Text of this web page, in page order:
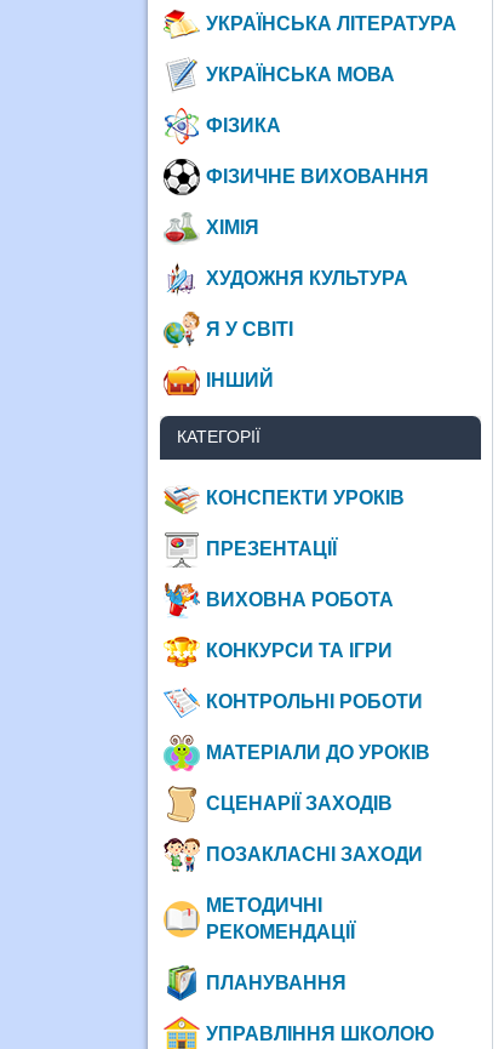
УКРАЇНСЬКА ЛІТЕРАТУРА
УКРАЇНСЬКА МОВА
ФІЗИКА
ФІЗИЧНЕ ВИХОВАННЯ
ХІМІЯ
ХУДОЖНЯ КУЛЬТУРА
Я У СВІТІ
ІНШИЙ
КАТЕГОРІЇ
КОНСПЕКТИ УРОКІВ
ПРЕЗЕНТАЦІЇ
ВИХОВНА РОБОТА
КОНКУРСИ ТА ІГРИ
КОНТРОЛЬНІ РОБОТИ
МАТЕРІАЛИ ДО УРОКІВ
СЦЕНАРІЇ ЗАХОДІВ
ПОЗАКЛАСНІ ЗАХОДИ
МЕТОДИЧНІ
РЕКОМЕНДАЦІЇ
ПЛАНУВАННЯ
УПРАВЛІННЯ ШКОЛОЮ